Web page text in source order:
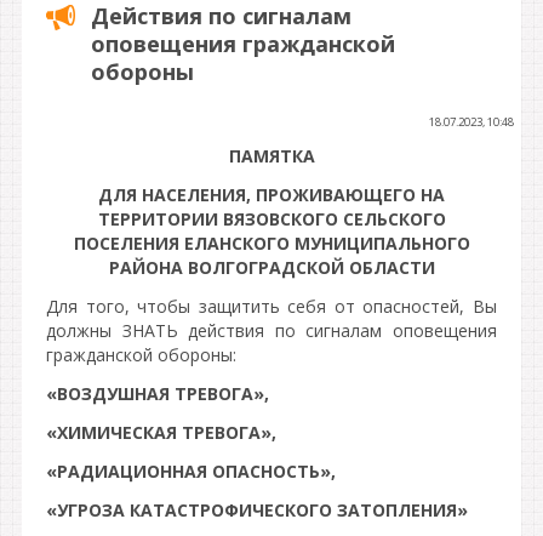
Действия по сигналам
оповещения гражданской
обороны
18.07.2023, 10:48
ПАМЯТКА
ДЛЯ НАСЕЛЕНИЯ, ПРОЖИВАЮЩЕГО НА
ТЕРРИТОРИИ ВЯЗОВСКОГО СЕЛЬСКОГО
ПОСЕЛЕНИЯ ЕЛАНСКОГО МУНИЦИПАЛЬНОГО
РАЙОНА ВОЛГОГРАДСКОЙ ОБЛАСТИ
Для того, чтобы защитить себя от опасностей, Вы
должны ЗНАТЬ действия по сигналам оповещения
гражданской обороны:
«ВОЗДУШНАЯ ТРЕВОГА»,
«ХИМИЧЕСКАЯ ТРЕВОГА»,
«РАДИАЦИОННАЯ ОПАСНОСТЬ»,
«УГРОЗА КАТАСТРОФИЧЕСКОГО ЗАТОПЛЕНИЯ»